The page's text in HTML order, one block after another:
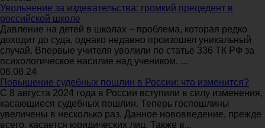
Увольнение за издевательства: громкий прецедент в
российской школе
Давление на детей в школах – проблема, которая редко
доходит до суда, однако недавно произошел уникальный
случай. Впервые учителя уволили по статье 336 ТК РФ за
психологическое насилие над учеником. ...
06.08.24
Повышение судебных пошлин в России: что изменится?
С 8 августа 2024 года в России вступили в силу изменения,
касающиеся судебных пошлин. Теперь госпошлины
увеличены в несколько раз. Данное нововведение, прежде
всего, касается юридических лиц. Также в...